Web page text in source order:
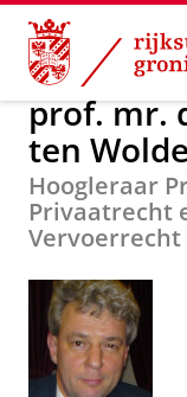
Skip
Content
Skip
Navigation
prof. mr.
ten Wolde
Hoogleraar
Privaatrecht
Vervoerrecht